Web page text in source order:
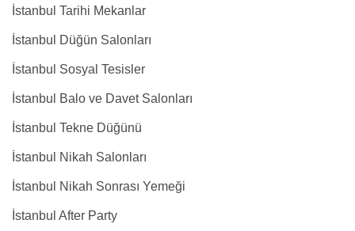
İstanbul Tarihi Mekanlar
İstanbul Düğün Salonları
İstanbul Sosyal Tesisler
İstanbul Balo ve Davet Salonları
İstanbul Tekne Düğünü
İstanbul Nikah Salonları
İstanbul Nikah Sonrası Yemeği
İstanbul After Party